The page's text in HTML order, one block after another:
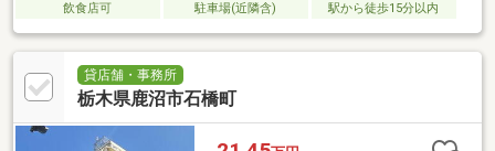
飲食店可 駐車場(近隣含) 駅から徒歩15分以内
貸店舗・事務所
栃木県鹿沼市石橋町